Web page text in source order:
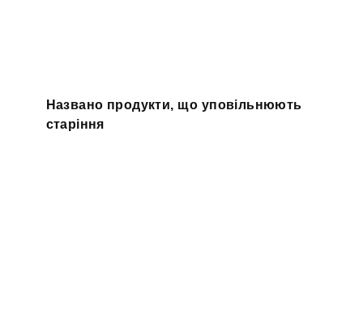
Названо продукти, що уповільнюють
старіння